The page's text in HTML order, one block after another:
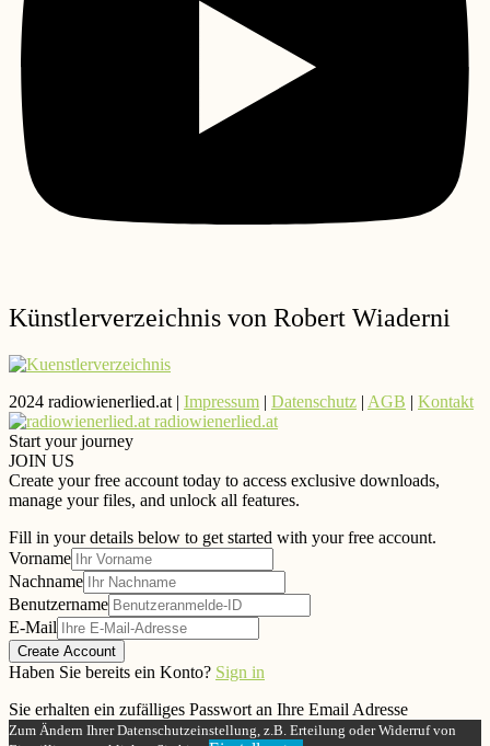
Künstlerverzeichnis von Robert Wiaderni
2024 radiowienerlied.at | Impressum | Datenschutz | AGB | Kontakt
radiowienerlied.at
Start your journey
JOIN US
Create your free account today to access exclusive downloads,
manage your files, and unlock all features.
Fill in your details below to get started with your free account.
Vorname
Nachname
Benutzername
E-Mail
Create Account
Haben Sie bereits ein Konto? Sign in
Sie erhalten ein zufälliges Passwort an Ihre Email Adresse
Zum Ändern Ihrer Datenschutzeinstellung, z.B. Erteilung oder Widerruf von